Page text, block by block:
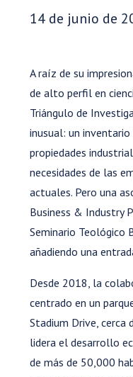
Fecha de publicación:
14 de junio de
A raíz de su
de alto perfil en
Triángulo de
inusual: un
propiedades
necesidades de las
actuales. Pero una
Business & Industry
Seminario Teológico
añadiendo una
Desde 2018, la
centrado en un
Stadium Drive, cerca
lidera el desarrollo
de más de 50,000